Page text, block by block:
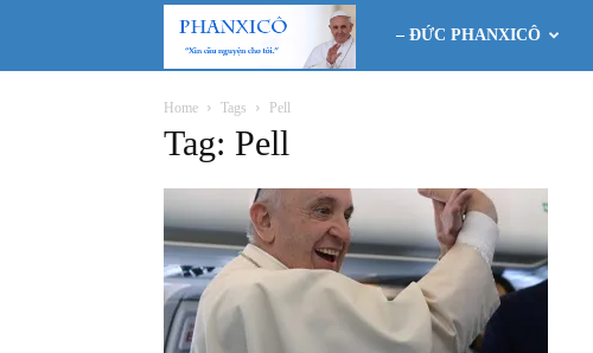
Phanxicô
– ĐỨC PHANXICÔ
Home Tags Pell
Tag: Pell